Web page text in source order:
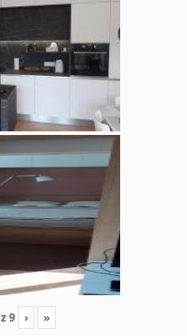
z9 › »